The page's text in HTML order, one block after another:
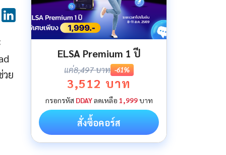
ย
ELSA Premium 1 ปี
แค่8,497 บาท -61%
3,512 บาท
กรอกรหัส DDAYลดเหลือ 1,999บาท
สั่งซื้อคอร์ส